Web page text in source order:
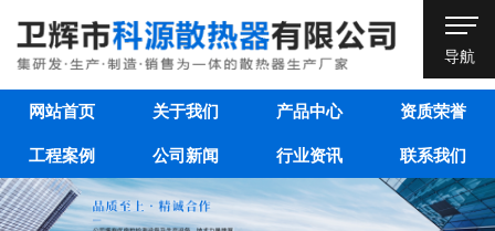
导航
网站首页 关于我们 产品中心 资质荣誉
工程案例 公司新闻 行业资讯 联系我们